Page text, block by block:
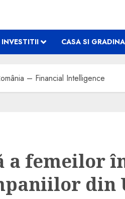
INVESTITII CASA SI GRADINA
– Financial Intelligence
a femeilor
din